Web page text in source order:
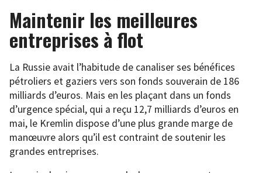
Maintenir les meilleures
entreprises à flot
La Russie avait l’habitude de canaliser ses bénéfices
pétroliers et gaziers vers son fonds souverain de 186
milliards d’euros. Mais en les plaçant dans un fonds
d’urgence spécial, qui a reçu 12,7 milliards d’euros en
mai, le Kremlin dispose d’une plus grande marge de
manœuvre alors qu’il est contraint de soutenir les
grandes entreprises.